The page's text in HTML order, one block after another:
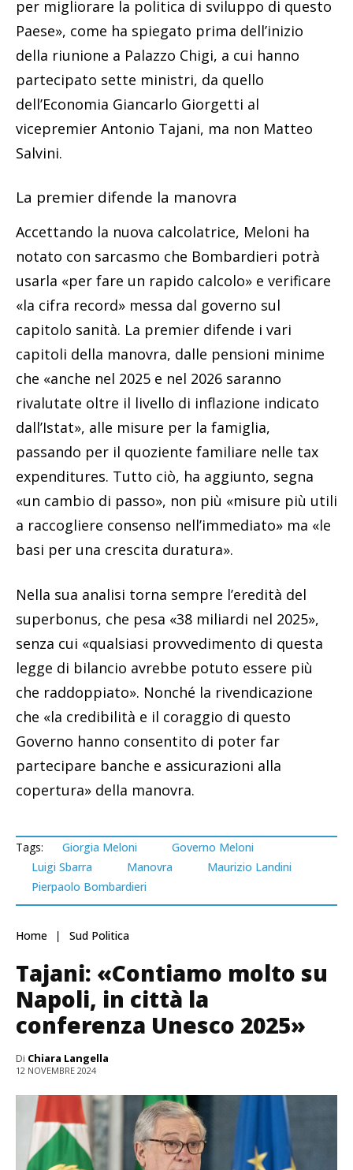
per migliorare la politica di sviluppo di questo
Paese», come ha spiegato prima dell’inizio
della riunione a Palazzo Chigi, a cui hanno
partecipato sette ministri, da quello
dell’Economia Giancarlo Giorgetti al
vicepremier Antonio Tajani, ma non Matteo
Salvini.
La premier difende la manovra
Accettando la nuova calcolatrice, Meloni ha
notato con sarcasmo che Bombardieri potrà
usarla «per fare un rapido calcolo» e verificare
«la cifra record» messa dal governo sul
capitolo sanità. La premier difende i vari
capitoli della manovra, dalle pensioni minime
che «anche nel 2025 e nel 2026 saranno
rivalutate oltre il livello di inflazione indicato
dall’Istat», alle misure per la famiglia,
passando per il quoziente familiare nelle tax
expenditures. Tutto ciò, ha aggiunto, segna
«un cambio di passo», non più «misure più utili
a raccogliere consenso nell’immediato» ma «le
basi per una crescita duratura».
Nella sua analisi torna sempre l’eredità del
superbonus, che pesa «38 miliardi nel 2025»,
senza cui «qualsiasi provvedimento di questa
legge di bilancio avrebbe potuto essere più
che raddoppiato». Nonché la rivendicazione
che «la credibilità e il coraggio di questo
Governo hanno consentito di poter far
partecipare banche e assicurazioni alla
copertura» della manovra.
Tags: Giorgia Meloni
Governo Meloni
Luigi Sbarra
Manovra
Maurizio Landini
Pierpaolo Bombardieri
Home Sud Politica
Tajani: «Contiamo molto su
Napoli, in città la
conferenza Unesco 2025»
Di Chiara Langella
12 NOVEMBRE 2024